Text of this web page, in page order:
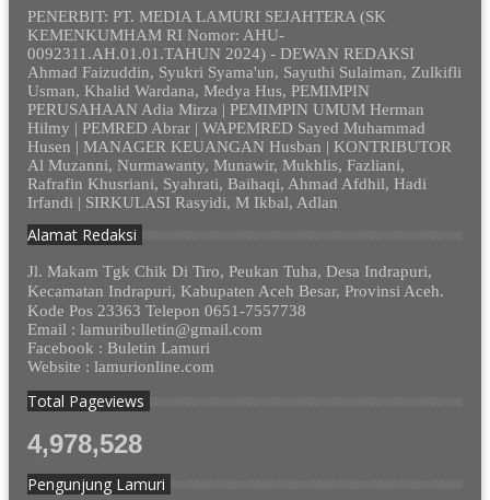
PENERBIT: PT. MEDIA LAMURI SEJAHTERA (SK
KEMENKUMHAM RI Nomor: AHU-
0092311.AH.01.01.TAHUN 2024) - DEWAN REDAKSI
Ahmad Faizuddin, Syukri Syama'un, Sayuthi Sulaiman, Zulkifli
Usman, Khalid Wardana, Medya Hus, PEMIMPIN
PERUSAHAAN Adia Mirza | PEMIMPIN UMUM Herman
Hilmy | PEMRED Abrar | WAPEMRED Sayed Muhammad
Husen | MANAGER KEUANGAN Husban | KONTRIBUTOR
Al Muzanni, Nurmawanty, Munawir, Mukhlis, Fazliani,
Rafrafin Khusriani, Syahrati, Baihaqi, Ahmad Afdhil, Hadi
Irfandi | SIRKULASI Rasyidi, M Ikbal, Adlan
Alamat Redaksi
Jl. Makam Tgk Chik Di Tiro, Peukan Tuha, Desa Indrapuri,
Kecamatan Indrapuri, Kabupaten Aceh Besar, Provinsi Aceh.
Kode Pos 23363 Telepon 0651-7557738
Email : lamuribulletin@gmail.com
Facebook : Buletin Lamuri
Website : lamurionline.com
Total Pageviews
4,978,528
Pengunjung Lamuri